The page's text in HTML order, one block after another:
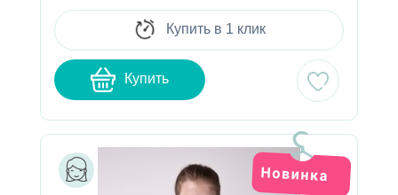
Купить в 1 клик
Купить